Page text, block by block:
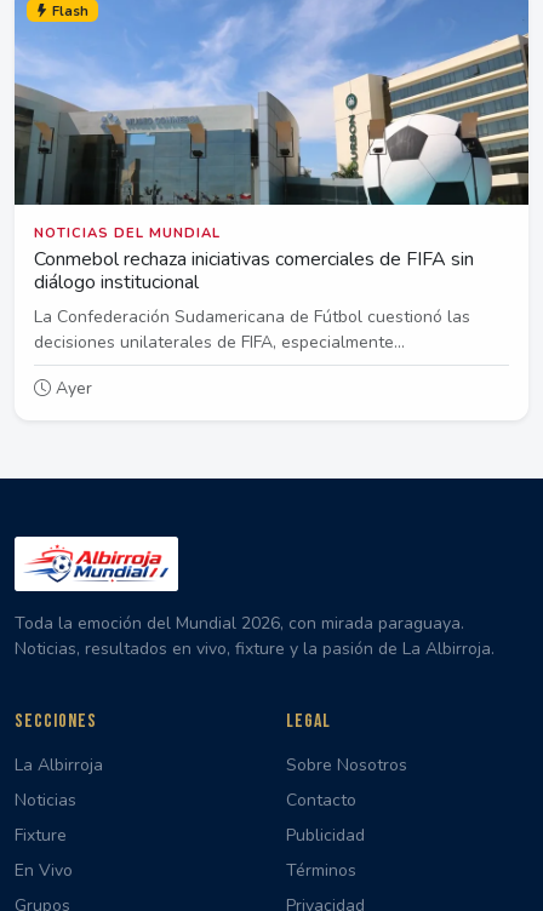
Flash
NOTICIAS DEL MUNDIAL
Conmebol rechaza iniciativas comerciales de FIFA sin
diálogo institucional
La Confederación Sudamericana de Fútbol cuestionó las
decisiones unilaterales de FIFA, especialmente...
Ayer
Toda la emoción del Mundial 2026, con mirada paraguaya.
Noticias, resultados en vivo, fixture y la pasión de La Albirroja.
SECCIONES
La Albirroja
Noticias
Fixture
En Vivo
Grupos
LEGAL
Sobre Nosotros
Contacto
Publicidad
Términos
Privacidad